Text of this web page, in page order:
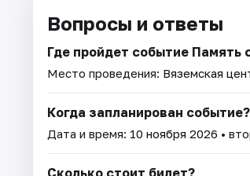
Вопросы и ответы
Где пройдет событие Память
Место проведения: Вяземская
Когда запланирован событие?
Дата и время: 10 ноября 2026 •